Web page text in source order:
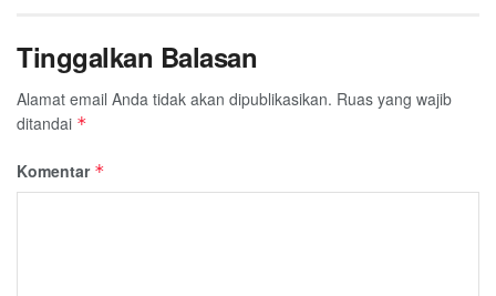
Tinggalkan Balasan
Alamat email Anda tidak akan dipublikasikan. Ruas yang wajib
ditandai *
Komentar *